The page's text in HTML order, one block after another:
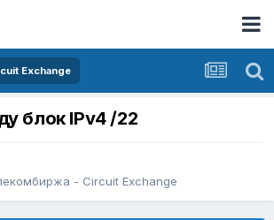
Exchange
блок IPv4 /22
- Circuit Exchange